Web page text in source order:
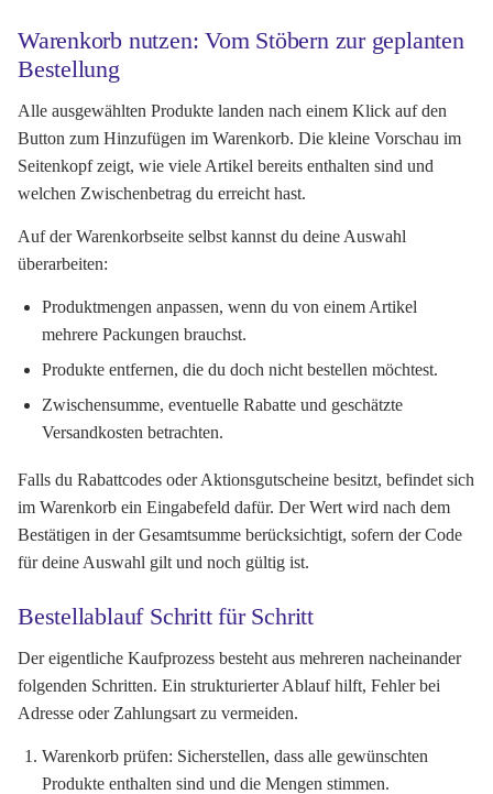
Warenkorb nutzen: Vom Stöbern zur geplanten
Bestellung
Alle ausgewählten Produkte landen nach einem Klick auf den
Button zum Hinzufügen im Warenkorb. Die kleine Vorschau im
Seitenkopf zeigt, wie viele Artikel bereits enthalten sind und
welchen Zwischenbetrag du erreicht hast.
Auf der Warenkorbseite selbst kannst du deine Auswahl
überarbeiten:
Produktmengen anpassen, wenn du von einem Artikel
mehrere Packungen brauchst.
Produkte entfernen, die du doch nicht bestellen möchtest.
Zwischensumme, eventuelle Rabatte und geschätzte
Versandkosten betrachten.
Falls du Rabattcodes oder Aktionsgutscheine besitzt, befindet sich
im Warenkorb ein Eingabefeld dafür. Der Wert wird nach dem
Bestätigen in der Gesamtsumme berücksichtigt, sofern der Code
für deine Auswahl gilt und noch gültig ist.
Bestellablauf Schritt für Schritt
Der eigentliche Kaufprozess besteht aus mehreren nacheinander
folgenden Schritten. Ein strukturierter Ablauf hilft, Fehler bei
Adresse oder Zahlungsart zu vermeiden.
Warenkorb prüfen: Sicherstellen, dass alle gewünschten
Produkte enthalten sind und die Mengen stimmen.